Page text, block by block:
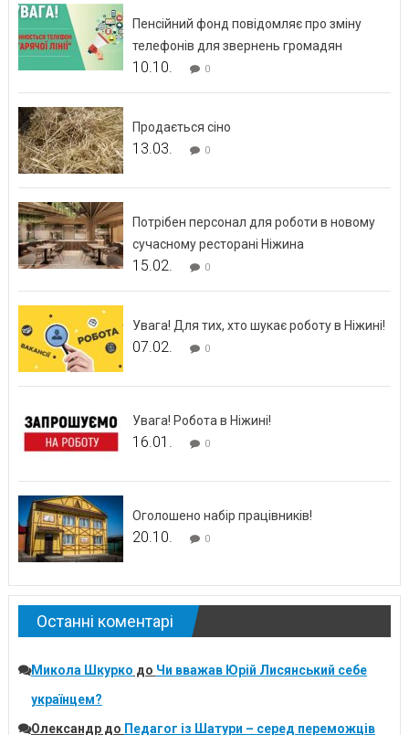
Пенсійний фонд повідомляє про зміну
телефонів для звернень громадян
10.10. 0
Продається сіно
13.03. 0
Потрібен персонал для роботи в новому
сучасному ресторані Ніжина
15.02. 0
Увага! Для тих, хто шукає роботу в Ніжині!
07.02. 0
Увага! Робота в Ніжині!
16.01. 0
Оголошено набір працівників!
20.10. 0
Останні коментарі
Микола Шкурко до Чи вважав Юрій Лисянський себе
українцем?
Олександрдо Педагог із Шатури – серед переможців